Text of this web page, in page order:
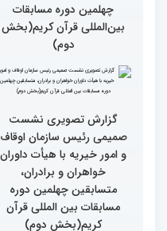
کتاب قرآن با قلب ما مرتبط
و قابل توصیف نیست
گزارش تصویری سومین روز
رقابت بخش برادران
چهلمین دوره مسابقات
بین‌المللی قرآن کریم(بخش
دوم)